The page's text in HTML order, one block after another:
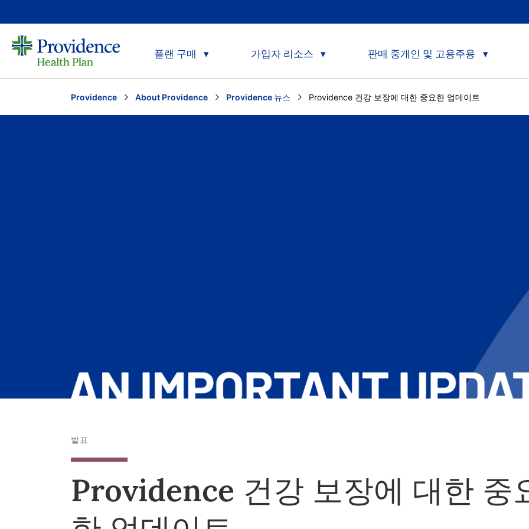
플랜 구매 가입자 리소스 판매 중개인 및 고용주용
Providence About Providence Providence 뉴스 Current:
Providence 건강 보장에 대한 중요한 업데이트
발표
Providence 건강 보장에 대한 중